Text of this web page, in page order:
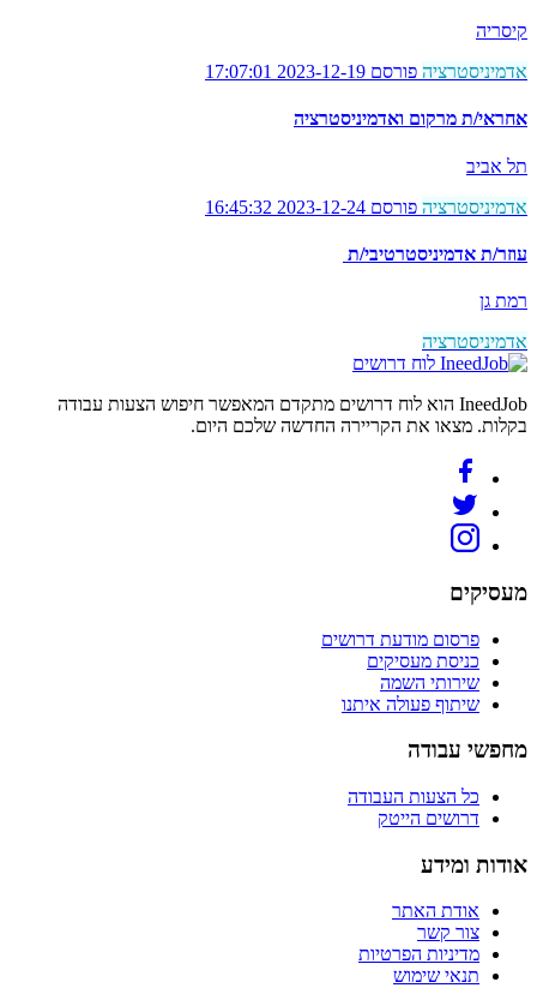
קיסריה
אדמיניסטרציה פורסם 2023-12-19 17:07:01
אחראי/ת מרקום ואדמיניסטרציה
תל אביב
אדמיניסטרציה פורסם 2023-12-24 16:45:32
עוזר/ת אדמיניסטרטיבי/ת
רמת גן
אדמיניסטרציה
לוח דרושים
IneedJob הוא לוח דרושים מתקדם המאפשר חיפוש הצעות עבודה
בקלות. מצאו את הקריירה החדשה שלכם היום.
מעסיקים
פרסום מודעת דרושים
כניסת מעסיקים
שירותי השמה
שיתוף פעולה איתנו
מחפשי עבודה
כל הצעות העבודה
דרושים הייטק
אודות ומידע
אודת האתר
צור קשר
מדיניות הפרטיות
תנאי שימוש